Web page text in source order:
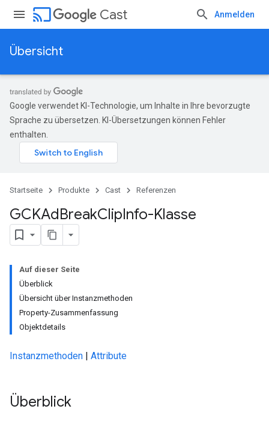
cast Cast Anmelden
Übersicht
Google verwendet KI-Technologie, um Inhalte in Ihre bevorzugte
Sprache zu übersetzen. KI-Übersetzungen können Fehler
enthalten.
Startseite Produkte Cast Referenzen
GCKAdBreakClipInfo-Klasse
Auf dieser Seite
Überblick
Übersicht über Instanzmethoden
Property-Zusammenfassung
Objektdetails
Instanzmethoden | Attribute
Überblick